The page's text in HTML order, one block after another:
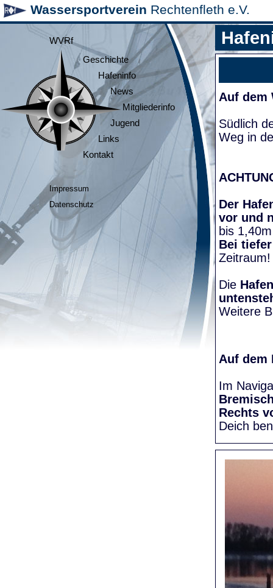
Wassersportverein Rechtenfleth e.V.
WVRf
Geschichte
Hafeninfo
News
Mitgliederinfo
Jugend
Links
Kontakt
Impressum
Datenschutz
Auf dem
Südlich
Weg in
Der
vor und
bis
Bei
Die
Weitere
Auf dem
Im
Rechts
Deich